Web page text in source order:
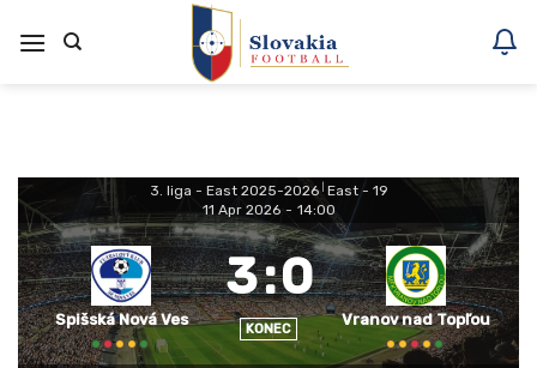
na
3. liga - East 2025-2026 East - 19
11 Apr 2026 - 14:00
Spišská Nová Ves
3:0
KONEC
Vranov nad Topľou